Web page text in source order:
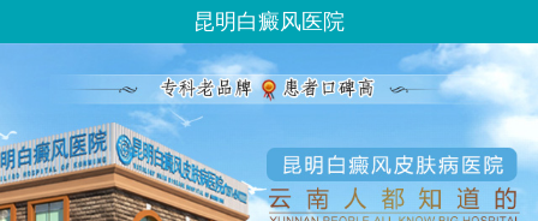
昆明白癜风医院